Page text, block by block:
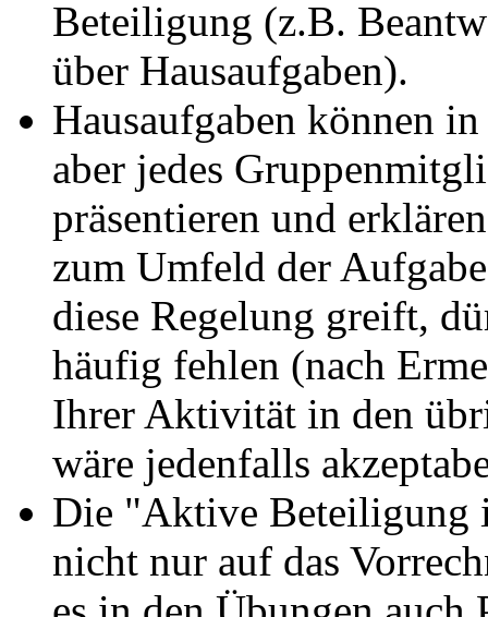
Beteiligung (z.B.
über Hausaufgaben).
Hausaufgaben können
aber jedes
präsentieren und
zum Umfeld der
diese Regelung greift,
häufig fehlen (nach
Ihrer Aktivität in den
wäre jedenfalls
Die "Aktive Beteiligung
nicht nur auf das